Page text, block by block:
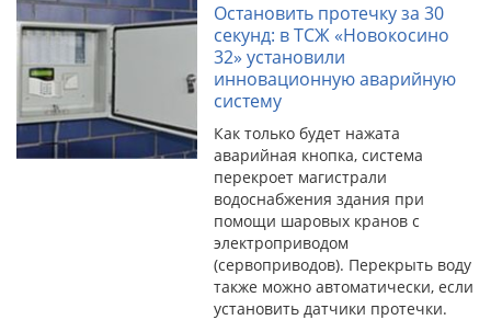
Остановить протечку за 30
секунд: в ТСЖ «Новокосино
32» установили
инновационную аварийную
систему
Как только будет нажата
аварийная кнопка, система
перекроет магистрали
водоснабжения здания при
помощи шаровых кранов с
электроприводом
(сервоприводов). Перекрыть воду
также можно автоматически, если
установить датчики протечки.